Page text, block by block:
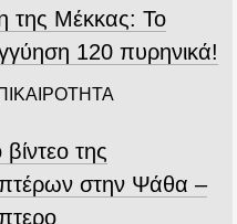
της Μέκκας: Το
120 πυρηνικά!
της
στην Ψάθα –